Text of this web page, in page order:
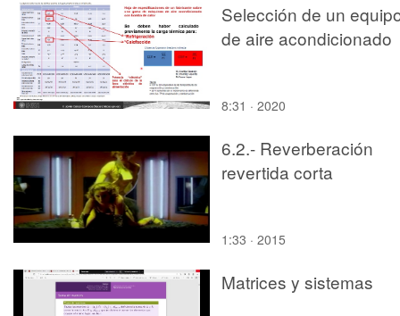
Selección de un
de aire acondicionado
8:31 · 2020
6.2.- Reverberación
revertida corta
1:33 · 2015
Matrices y sistemas